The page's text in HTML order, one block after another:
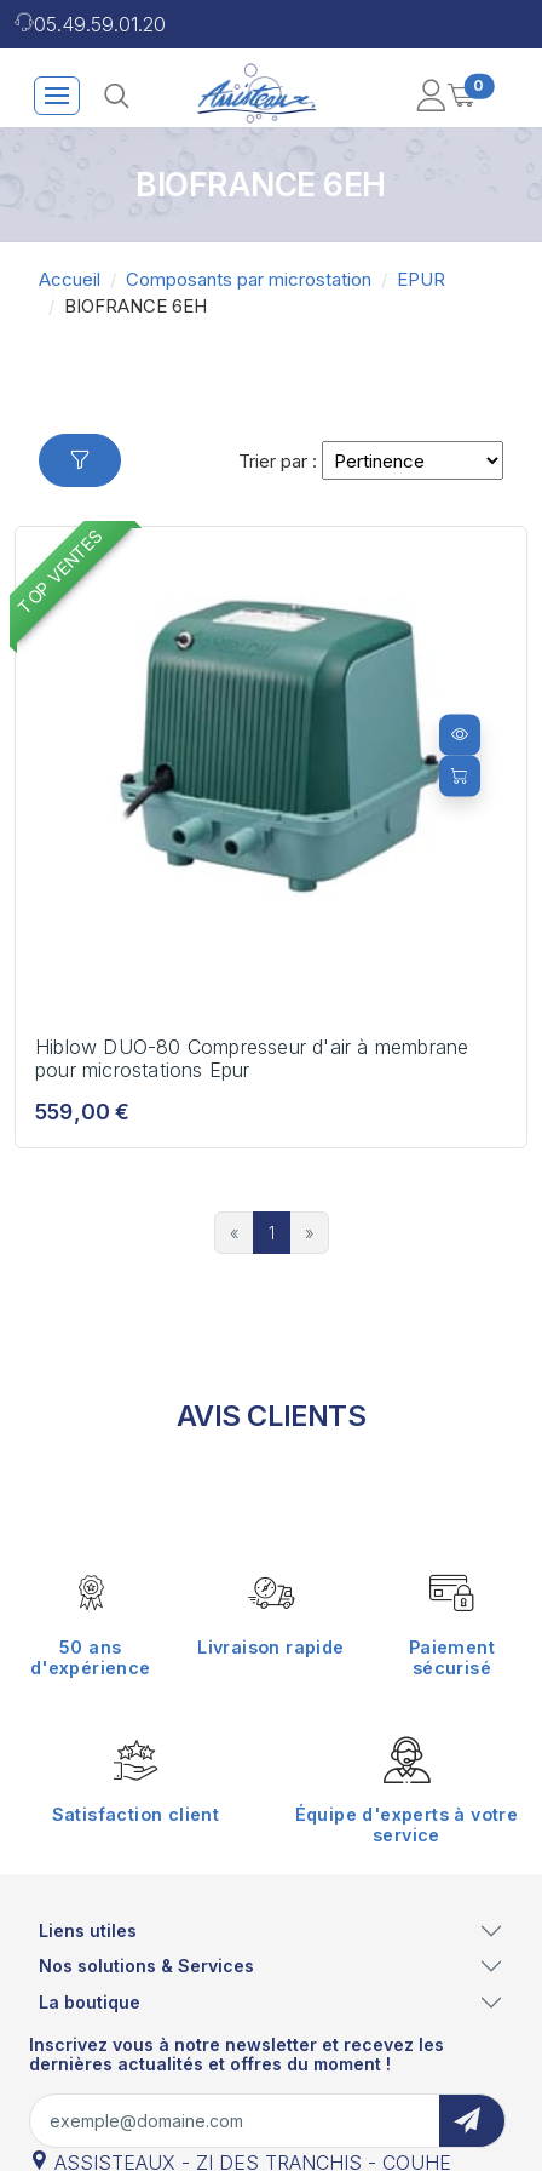
05.49.59.01.20
0
BIOFRANCE 6EH
Accueil Composants par microstation
EPUR
BIOFRANCE 6EH
Trier par :
TOP VENTES
Hiblow DUO-80 Compresseur d'air à membrane
pour microstations Epur
559,00 €
« 1 »
AVIS CLIENTS
50 ans
d'expérience
Livraison rapide
Paiement
sécurisé
Satisfaction client
Équipe d'experts à votre
service
Liens utiles
Nos solutions & Services
La boutique
Inscrivez vous à notre newsletter et recevez les
dernières actualités et offres du moment !
ASSISTEAUX - ZI DES TRANCHIS - COUHE